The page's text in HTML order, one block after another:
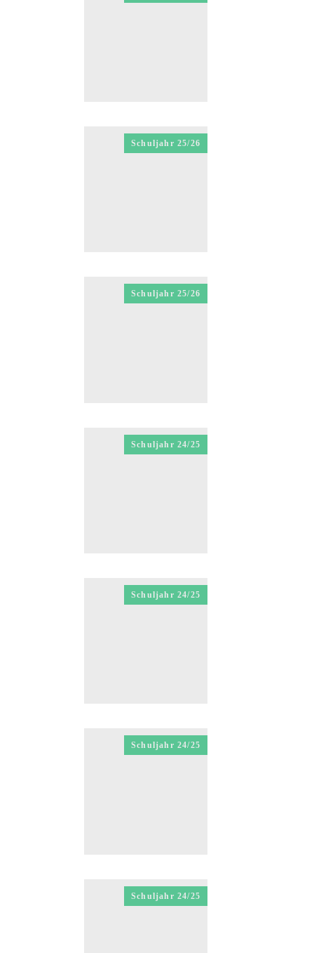
Schuljahr 25/26
Schuljahr 25/26
Schuljahr 24/25
Schuljahr 24/25
Schuljahr 24/25
Schuljahr 24/25